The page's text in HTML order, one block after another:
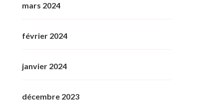
mars 2024
février 2024
janvier 2024
décembre 2023